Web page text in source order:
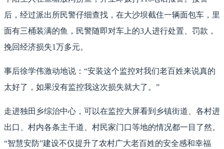
后，经过派出所民警仔细查找，在大沙坝截住一辆面包车，里
面有三桶装满的鱼，民警随即对车上的3人进行处置、罚款，
挽回经济损失1万多元。
事后徐学伟激动地说：“安装这个监控对我们老百姓来说真的
太好了，如果没有监控我这次损失就大了。”
走进独田乡综治中心，可以在监控大屏看到乡镇街道、各村进
出口、村内各条主干道、村民家门口等地的情况都一目了然。
“智慧安防”建设不仅提升了农村广大老百姓的安全感和幸福